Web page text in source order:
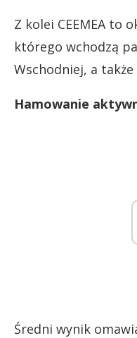
Z kolei CEEMEA to
którego wchodzą
Wschodniej, a
Hamowanie
Średni wynik